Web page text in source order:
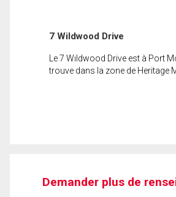
7 Wildwood Drive
Le 7 Wildwood Drive est à Port
trouve dans la zone de Heritage
Demander plus de